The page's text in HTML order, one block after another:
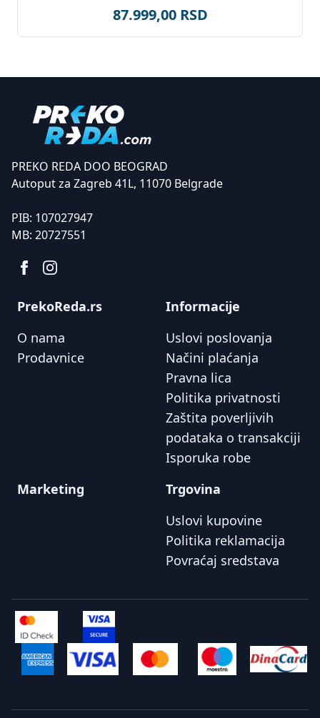
87.999,00 RSD
PREKO REDA DOO BEOGRAD
Autoput za Zagreb 41L, 11070 Belgrade
PIB: 107027947
MB: 20727551
PrekoReda.rs
O nama
Prodavnice
Informacije
Uslovi poslovanja
Načini plaćanja
Pravna lica
Politika privatnosti
Zaštita poverljivih
podataka o transakciji
Isporuka robe
Marketing
Trgovina
Uslovi kupovine
Politika reklamacija
Povraćaj sredstava